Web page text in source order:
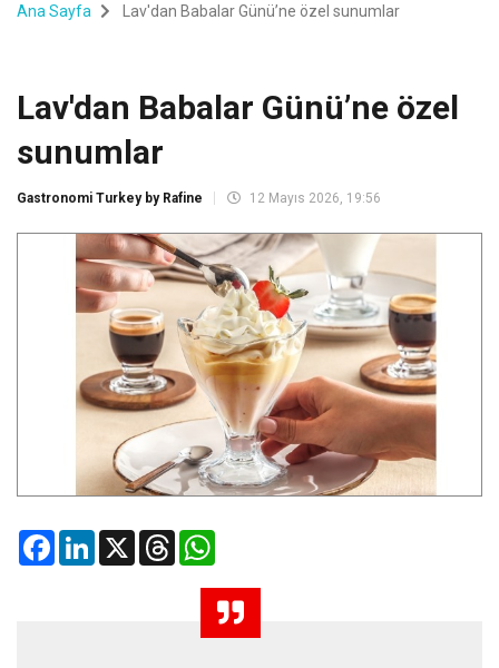
Ana Sayfa Lav'dan Babalar Günü’ne özel sunumlar
Lav'dan Babalar Günü’ne özel
sunumlar
Gastronomi Turkey by Rafine 12 Mayıs 2026, 19:56
FacebookLinkedIn
X Threads